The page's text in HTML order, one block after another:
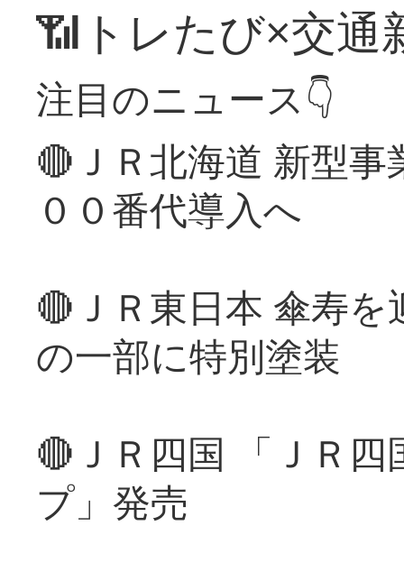
📶トレたび×交通
注目のニュース👇
🔴ＪＲ北海道 新型
００番代導入へ
🔴ＪＲ東日本 傘寿
の一部に特別塗装
🔴ＪＲ四国 「ＪＲ
プ」発売